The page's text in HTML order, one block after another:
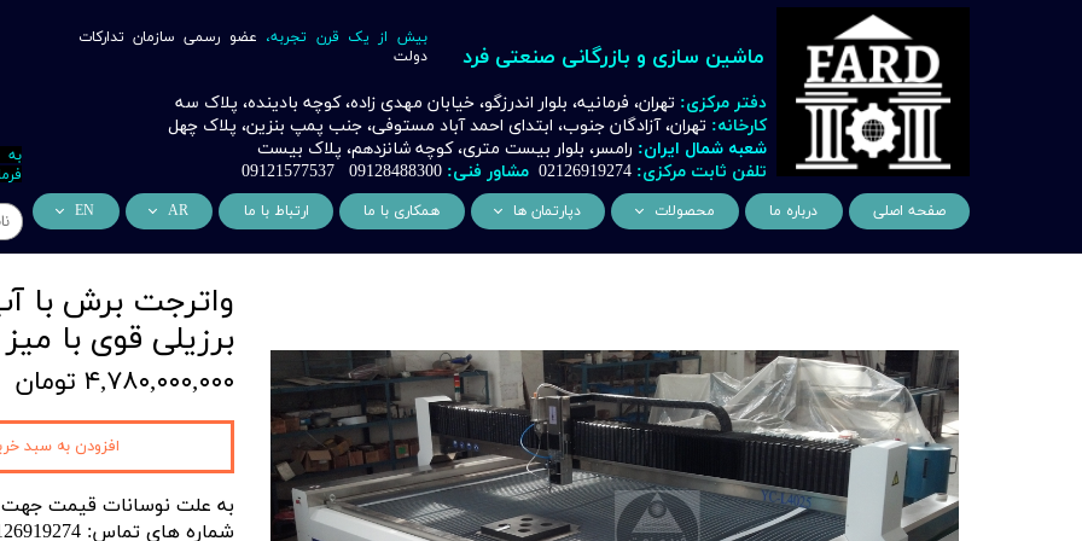
دفتر مرکزی: تهران، فرمانیه، بلوار اندرزگو، خیابان مهدی زاده، کوچه بادینده، پلاک سه
کارخانه: تهران، آزادگان جنوب، ابتدای احمد آباد مستوفی، جنب پمپ بنزین، پلاک چهل
شعبه شمال ایران: رامسر، بلوار بیست متری، کوچه شانزدهم، پلاک بیست
تلفن ثابت مرکزی: 02126919274 مشاور فنی:
ماشین سازی و بازرگانی صنعتی فرد
بیش از یک قرن تجربه، عضو رسمی سازمان تدارکات
دولت
صفحه اصلی درباره ما محصولات
ماشین آلات و تجهیزات برشکاری
ماشین آلات و تجهیزات جوشکاری
ماشین آلات و تجهیزات پاشش
ماشین آلات و تجهیزات چوب
ماشین آلات و تجهیزات بتن
دپارتمان ها
نیروگاه خورشیدی فرد
اتوماسیون صنعتی IoT فرد
همکاری با ما ارتباط با ما AR
التعاون التجاري
EN
Cooperation
به
واترجت برش با
برزیلی قوی با میز 2 در 4
۴,۷۸۰,۰۰۰,۰۰۰ تومان
به علت نوسانات قیمت
شماره های تماس: 02126919274 09128488300
افزودن به سبد